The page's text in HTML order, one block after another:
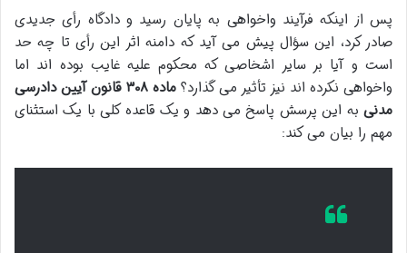
پس از اینکه فرآیند واخواهی به پایان رسید و دادگاه رأی جدیدی
صادر کرد، این سؤال پیش می آید که دامنه اثر این رأی تا چه حد
است و آیا بر سایر اشخاصی که محکوم علیه غایب بوده اند اما
واخواهی نکرده اند نیز تأثیر می گذارد؟
ماده ۳۰۸ قانون آیین دادرسی
مدنی به این پرسش پاسخ می دهد و یک قاعده کلی با یک استثنای
مهم را بیان می کند: